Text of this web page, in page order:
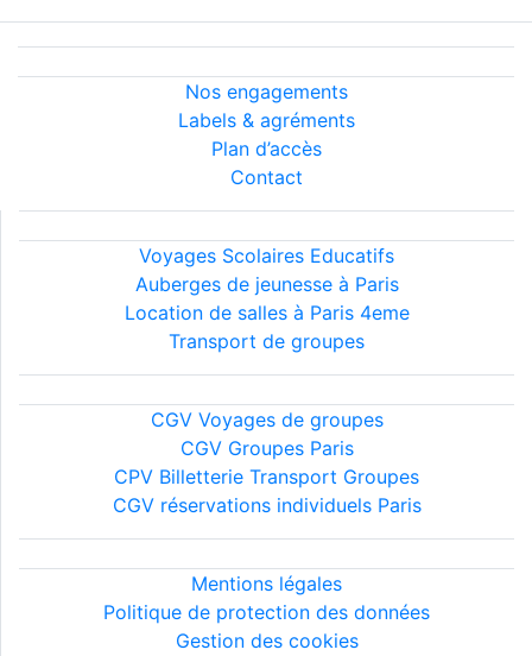
Nos engagements
Labels & agréments
Plan d’accès
Contact
Voyages Scolaires Educatifs
Auberges de jeunesse à Paris
Location de salles à Paris 4eme
Transport de groupes
CGV Voyages de groupes
CGV Groupes Paris
CPV Billetterie Transport Groupes
CGV réservations individuels Paris
Mentions légales
Politique de protection des données
Gestion des cookies